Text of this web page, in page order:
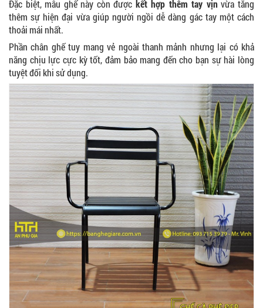
Đặc biệt, mẫu ghế này còn được kết hợp thêm tay vịn vừa tăng
thêm sự hiện đại vừa giúp người ngồi dễ dàng gác tay một cách
thoải mái nhất.
Phần chân ghế tuy mang vẻ ngoài thanh mảnh nhưng lại có khả
năng chịu lực cực kỳ tốt, đảm bảo mang đến cho bạn sự hài lòng
tuyệt đối khi sử dụng.